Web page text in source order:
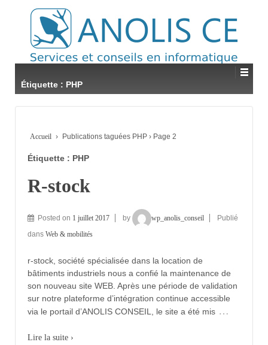
Étiquette : PHP
Accueil › Publications taguées PHP › Page 2
Étiquette : PHP
R-stock
Posted on 1 juillet 2017 by wp_anolis_conseil
Publié
dans Web & mobilités
r-stock, société spécialisée dans la location de
bâtiments industriels nous a confié la maintenance de
son nouveau site WEB. Après une période de validation
sur notre plateforme d’intégration continue accessible
via le portail d’ANOLIS CONSEIL, le site a été mis …
Lire la suite ›